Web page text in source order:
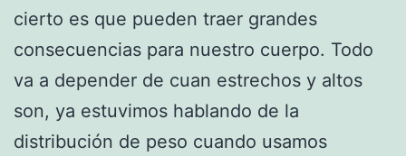
cierto es que pueden traer grandes
consecuencias para nuestro cuerpo. Todo
va a depender de cuan estrechos y altos
son, ya estuvimos hablando de la
distribución de peso cuando usamos